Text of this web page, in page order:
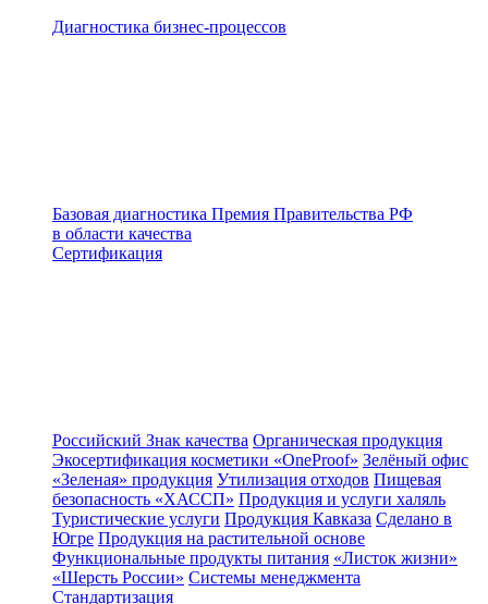
Диагностика бизнес-процессов
Базовая диагностика Премия Правительства РФ
в области качества
Сертификация
Российский Знак качества Органическая продукция
Экосертификация косметики «OneProof» Зелёный офис
«Зеленая» продукция Утилизация отходов Пищевая
безопасность «ХАССП» Продукция и услуги халяль
Туристические услуги Продукция Кавказа Сделано в
Югре Продукция на растительной основе
Функциональные продукты питания «Листок жизни»
«Шерсть России» Системы менеджмента
Стандартизация